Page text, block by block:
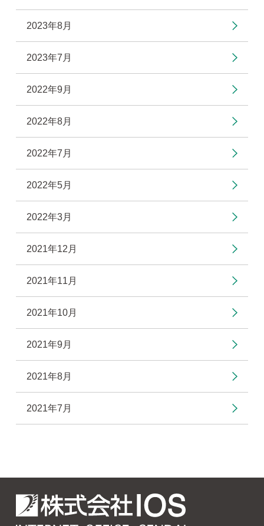
2023年8月
2023年7月
2022年9月
2022年8月
2022年7月
2022年5月
2022年3月
2021年12月
2021年11月
2021年10月
2021年9月
2021年8月
2021年7月